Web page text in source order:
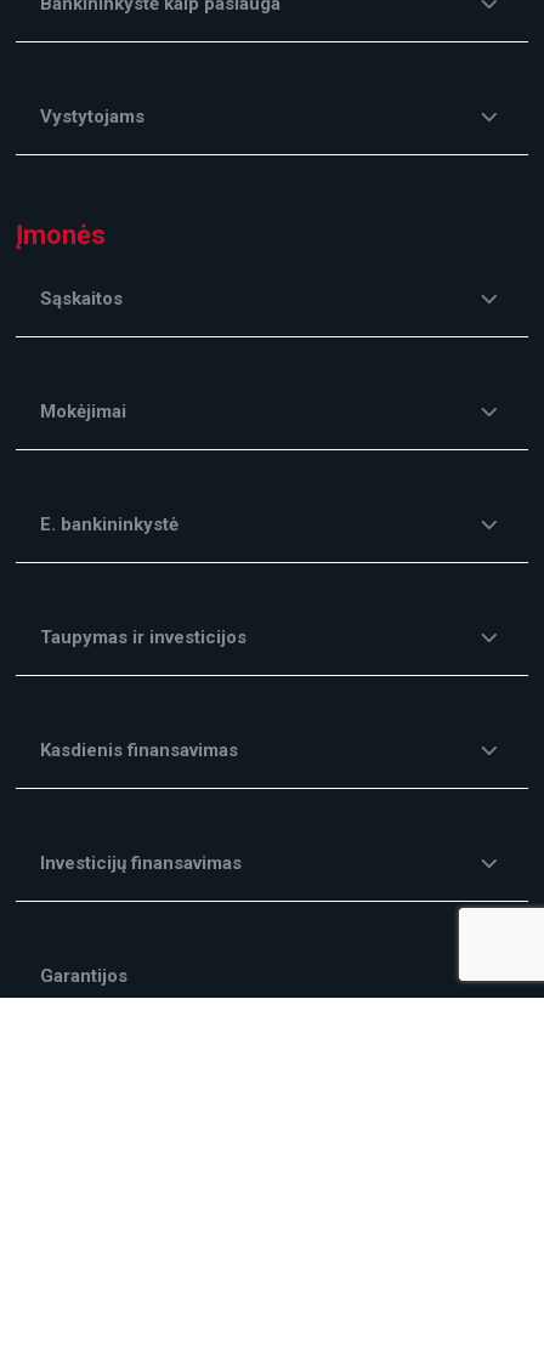
Vystytojams
Įmonės
Sąskaitos
Mokėjimai
E. bankininkystė
Taupymas ir investicijos
Kasdienis finansavimas
Investicijų finansavimas
Garantijos